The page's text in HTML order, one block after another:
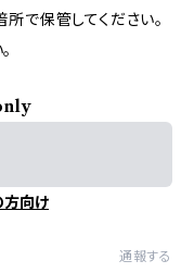
で保管してください。
方向け
通報する